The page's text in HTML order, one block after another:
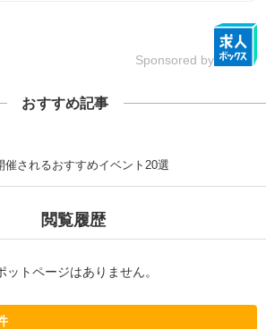
Sponsored by
おすすめ記事
催されるおすすめイベント20選
閲覧履歴
トページはありません。